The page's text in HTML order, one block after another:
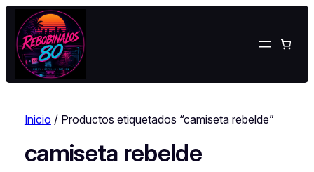
Inicio / Productos etiquetados “camiseta rebelde”
camiseta rebelde